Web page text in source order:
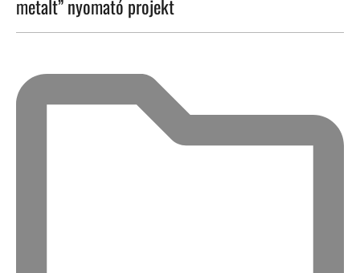
metalt” nyomató projekt